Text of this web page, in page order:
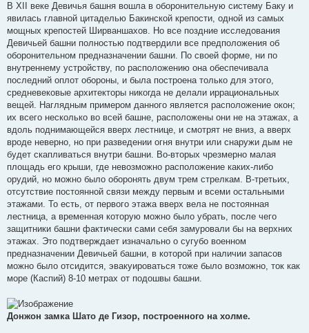
В XII веке Девичья башня вошла в оборонительную систему Баку и
явилась главной цитаделью Бакинской крепости, одной из самых
мощных крепостей Ширваншахов. Но все поздние исследования
Девичьей башни полностью подтвердили все предположения об
оборонительном предназначении башни. По своей форме, ни по
внутреннему устройству, по расположению она обеспечивала
последний оплот обороны, и была построена только для этого,
средневековые архитекторы никогда не делали иррациональных
вещей. Наглядным примером данного является расположение окон;
их всего несколько во всей башне, расположены они не на этажах, а
вдоль поднимающейся вверх лестнице, и смотрят не вниз, а вверх
вроде неверно, но при разведении огня внутри или снаружи дым не
будет скапливаться внутри башни. Во-вторых чрезмерно малая
площадь его крыши, где невозможно расположение каких-либо
орудий, но можно было оборонять двум трем стрелкам. В-третьих,
отсутствие постоянной связи между первым и всеми остальными
этажами. То есть, от первого этажа вверх вела не постоянная
лестница, а временная которую можно было убрать, после чего
защитники башни фактически сами себя замуровали бы на верхних
этажах. Это подтверждает изначально о сугубо военном
предназначении Девичьей башни, в которой при наличии запасов
можно было отсидится, эвакуироваться тоже было возможно, ток как
море (Каспий) 8-10 метрах от подошвы башни.
Донжон замка Шато де Гизор, построенного на холме.